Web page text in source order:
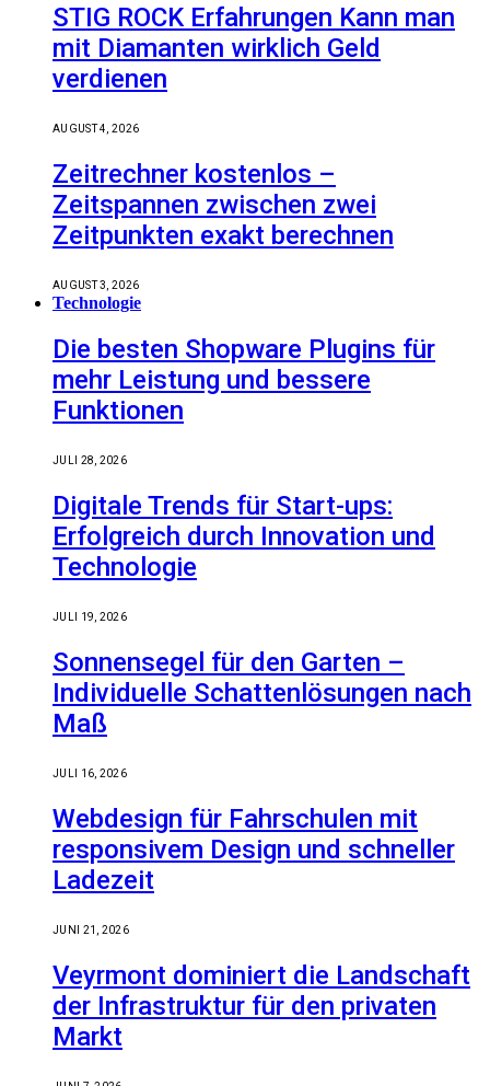
STIG ROCK Erfahrungen Kann man
mit Diamanten wirklich Geld
verdienen
AUGUST 4, 2026
Zeitrechner kostenlos –
Zeitspannen zwischen zwei
Zeitpunkten exakt berechnen
AUGUST 3, 2026
Technologie
Die besten Shopware Plugins für
mehr Leistung und bessere
Funktionen
JULI 28, 2026
Digitale Trends für Start-ups:
Erfolgreich durch Innovation und
Technologie
JULI 19, 2026
Sonnensegel für den Garten –
Individuelle Schattenlösungen nach
Maß
JULI 16, 2026
Webdesign für Fahrschulen mit
responsivem Design und schneller
Ladezeit
JUNI 21, 2026
Veyrmont dominiert die Landschaft
der Infrastruktur für den privaten
Markt